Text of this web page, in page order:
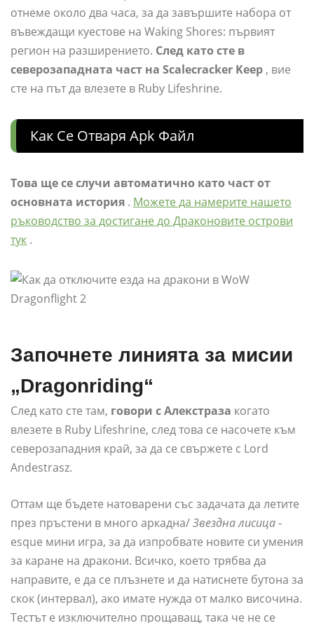
отнеме около два часа, за да завършите набора от
въвеждащи куестове на Waking Shores: първият
регион на разширението. След като сте в
северозападната част на Scalecracker Keep , вие
сте на път да влезете в Ruby Lifeshrine.
Как Се Отваря Apk Файл
Това ще се случи автоматично като част от
основната история . Можете да намерите нашето
ръководство за достигане до Драконовите острови
тук .
Започнете линията за мисии
„Dragonriding“
След като сте там, говори с Алекстраза когато
влезете в Ruby Lifeshrine, след това се насочете към
северозападния край, за да се свържете с Lord
Andestrasz.
Оттам ще бъдете натоварени със задачата да летите
през пръстени в много аркадна/Звездна лисица-
esque мини игра, за да изпробвате новите си умения
за каране на дракони. Всичко, което трябва да
направите, е да се плъзнете и да натиснете бутона за
скок (интервал), ако имате нужда от малко височина.
Тестът е изключително прощаващ, така че не се